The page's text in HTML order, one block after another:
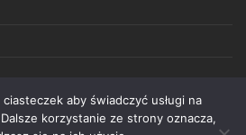
aby świadczyć usługi na
korzystanie ze strony oznacza,